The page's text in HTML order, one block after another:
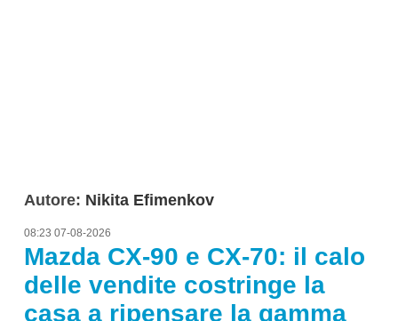
Autore: Nikita Efimenkov
08:23 07-08-2026
Mazda CX-90 e CX-70: il calo
delle vendite costringe la
casa a ripensare la gamma